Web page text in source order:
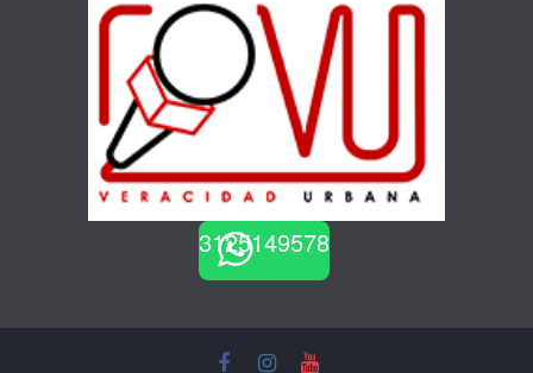
3125149578